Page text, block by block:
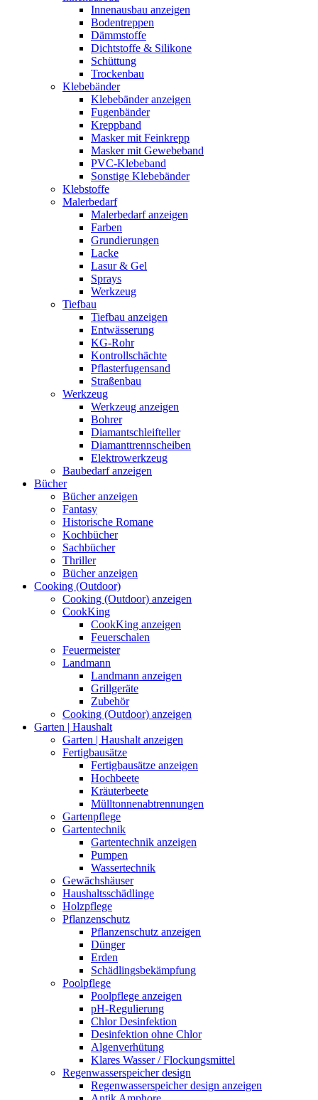
Innenausbau anzeigen
Bodentreppen
Dämmstoffe
Dichtstoffe & Silikone
Schüttung
Trockenbau
Klebebänder
Klebebänder anzeigen
Fugenbänder
Kreppband
Masker mit Feinkrepp
Masker mit Gewebeband
PVC-Klebeband
Sonstige Klebebänder
Klebstoffe
Malerbedarf
Malerbedarf anzeigen
Farben
Grundierungen
Lacke
Lasur & Gel
Sprays
Werkzeug
Tiefbau
Tiefbau anzeigen
Entwässerung
KG-Rohr
Kontrollschächte
Pflasterfugensand
Straßenbau
Werkzeug
Werkzeug anzeigen
Bohrer
Diamantschleifteller
Diamanttrennscheiben
Elektrowerkzeug
Baubedarf anzeigen
Bücher
Bücher anzeigen
Fantasy
Historische Romane
Kochbücher
Sachbücher
Thriller
Bücher anzeigen
Cooking (Outdoor)
Cooking (Outdoor) anzeigen
CookKing
CookKing anzeigen
Feuerschalen
Feuermeister
Landmann
Landmann anzeigen
Grillgeräte
Zubehör
Cooking (Outdoor) anzeigen
Garten | Haushalt
Garten | Haushalt anzeigen
Fertigbausätze
Fertigbausätze anzeigen
Hochbeete
Kräuterbeete
Mülltonnenabtrennungen
Gartenpflege
Gartentechnik
Gartentechnik anzeigen
Pumpen
Wassertechnik
Gewächshäuser
Haushaltsschädlinge
Holzpflege
Pflanzenschutz
Pflanzenschutz anzeigen
Dünger
Erden
Schädlingsbekämpfung
Poolpflege
Poolpflege anzeigen
pH-Regulierung
Chlor Desinfektion
Desinfektion ohne Chlor
Algenverhütung
Klares Wasser / Flockungsmittel
Regenwasserspeicher design
Regenwasserspeicher design anzeigen